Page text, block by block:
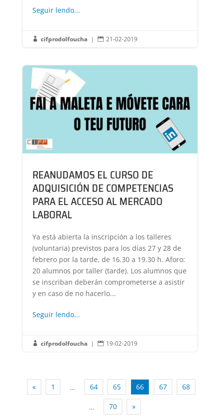
Seguir lendo...
 cifprodolfoucha |  21-02-2019
REANUDAMOS EL CURSO DE
ADQUISICIÓN DE COMPETENCIAS
PARA EL ACCESO AL MERCADO
LABORAL
Ya está abierta la inscripción a los talleres
(voluntaria) previstos para los días 27 y 28 de
febrero por la tarde, de 16.30 a 19.30 h. Aforo:
20 alumnos por taller (tarde). Los alumnos que
se inscriban deberán comprometerse a asistir
y en caso de no hacerlo...
Seguir lendo...
 cifprodolfoucha |  19-02-2019
« 1 … 64 65 66 67 68
… 70 »